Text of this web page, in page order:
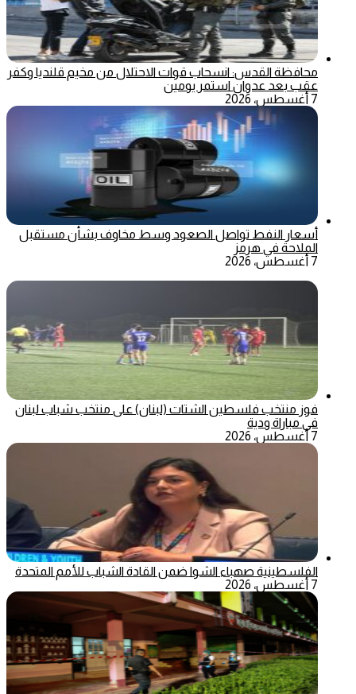
محافظة القدس: انسحاب قوات الاحتلال من مخيم قلنديا وكفر
عقب بعد عدوان استمر يومين
7 أغسطس، 2026
أسعار النفط تواصل الصعود وسط مخاوف بشأن مستقبل
الملاحة في هرمز
7 أغسطس، 2026
فوز منتخب فلسطين الشتات (لبنان) على منتخب شباب لبنان
في مباراة ودية
7 أغسطس، 2026
الفلسطينية صهباء الشوا ضمن القادة الشباب للأمم المتحدة
7 أغسطس، 2026